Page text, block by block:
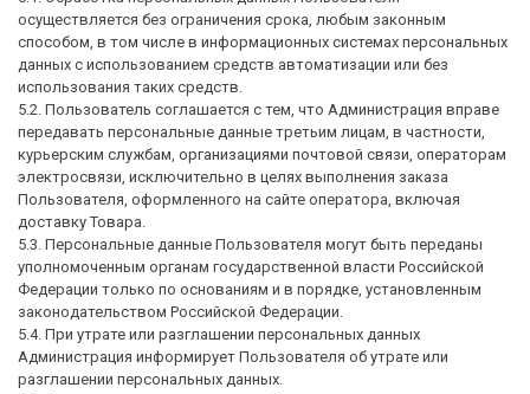
осуществляется без ограничения срока, любым законным
способом, в том числе в информационных системах персональных
данных с использованием средств автоматизации или без
использования таких средств.
5.2. Пользователь соглашается с тем, что Администрация вправе
передавать персональные данные третьим лицам, в частности,
курьерским службам, организациями почтовой связи, операторам
электросвязи, исключительно в целях выполнения заказа
Пользователя, оформленного на сайте оператора, включая
доставку Товара.
5.3. Персональные данные Пользователя могут быть переданы
уполномоченным органам государственной власти Российской
Федерации только по основаниям и в порядке, установленным
законодательством Российской Федерации.
5.4. При утрате или разглашении персональных данных
Администрация информирует Пользователя об утрате или
разглашении персональных данных.